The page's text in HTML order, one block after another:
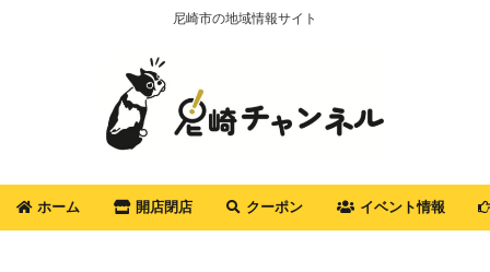
尼崎市の地域情報サイト
ホーム 開店閉店 クーポン イベント情報